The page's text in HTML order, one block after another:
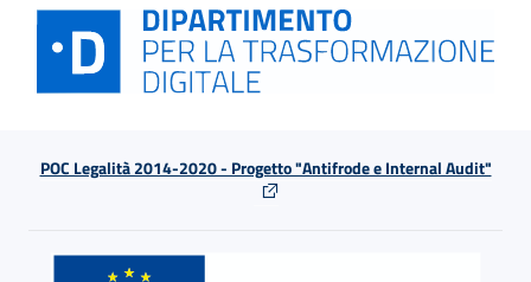
POC Legalità 2014-2020 - Progetto "Antifrode e Internal Audit"